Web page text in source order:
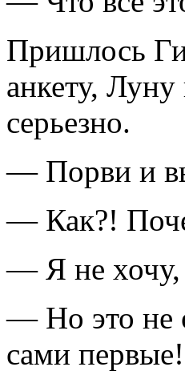
Пришлось
анкету,
серьезно.
— Порви и
— Как?!
— Я не хочу,
— Но это не
сами